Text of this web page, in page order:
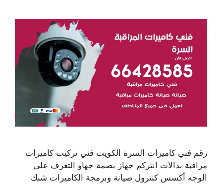
رقم فني كاميرات السرة الكويت فني تركيب كاميرات
مراقبة بدالات انتركم جهاز بصمة جهاو التعرف على
الوجه أكسس كنترول صيانة وبرمجة الكاميرات شبك